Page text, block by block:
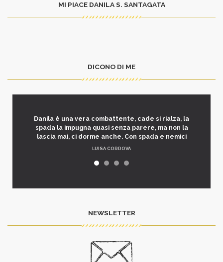
MI PIACE DANILA S. SANTAGATA
DICONO DI ME
Danila è una vera combattente, cade si rialza, la
spada la impugna quasi senza parere, ma non la
lascia mai, ci dorme anche. Con spada e nemici
LUISA CORDOVA
NEWSLETTER